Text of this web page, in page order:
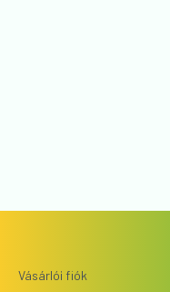
Vásárlói fiók